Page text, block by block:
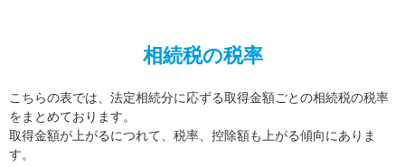
相続税の税率
こちらの表では、法定相続分に応ずる取得金額ごとの相続税の税率
をまとめております。
取得金額が上がるにつれて、税率、控除額も上がる傾向にありま
す。